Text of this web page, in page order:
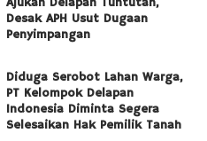
Desak APH Usut Dugaan
Penyimpangan
Diduga Serobot Lahan Warga,
PT Kelompok Delapan
Indonesia Diminta Segera
Selesaikan Hak Pemilik Tanah